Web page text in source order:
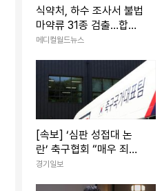
식약처, 하수 조사서 불법
마약류 31종 검출…합성
대마 최다
메디컬월드뉴스
[속보] ‘심판 성접대 논
란’ 축구협회 “매우 죄송,
현재는 그런 행위 절대 없
경기일보